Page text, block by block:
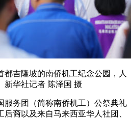
吉隆坡的南侨机工纪念公园，人
新华社记者 陈泽国 摄
务团（简称南侨机工）公祭典礼
裔以及来自马来西亚华人社团、